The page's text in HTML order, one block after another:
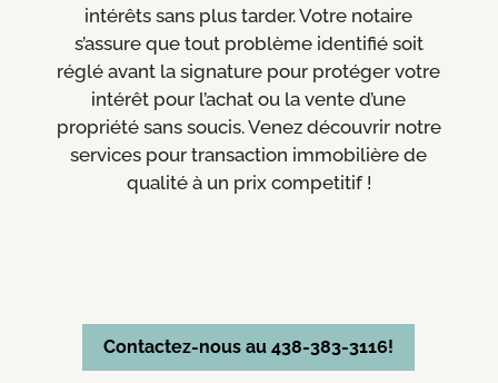
intérêts sans plus tarder. Votre notaire
s’assure que tout problème identifié soit
réglé avant la signature pour protéger votre
intérêt pour l’achat ou la vente d’une
propriété sans soucis. Venez découvrir notre
services pour transaction immobilière de
qualité à un prix competitif !
Contactez-nous au 438-383-3116!